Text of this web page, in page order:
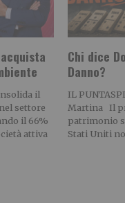
il
settore
il 66%
attiva
Chi dice
Danno?
IL
Martina Il
patrimonio
Stati Uniti